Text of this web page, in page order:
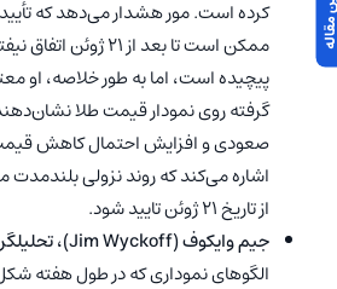
کرده است. مور هشدار می‌دهد که
ممکن است تا بعد از 21
پیچیده است، اما به طور خلاصه، او
گرفته روی نمودار قیمت طلا
صعودی و افزایش احتمال کاهش
اشاره می‌کند که روند نزولی
از تاریخ 21 ژوئن تایید شود.
جیم وایکوف(Jim Wyckoff) ،
الگوهای نموداری که در طول هفته